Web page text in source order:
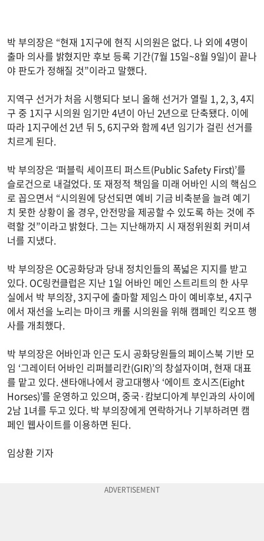
박 부의장은 “현재 1지구에 현직 시의원은 없다. 나 외에 4명이
출마 의사를 밝혔지만 후보 등록 기간(7월 15일~8월 9일)이 끝나
야 판도가 정해질 것”이라고 말했다.
지역구 선거가 처음 시행되다 보니 올해 선거가 열릴 1, 2, 3, 4지
구 중 1지구 시의원 임기만 4년이 아닌 2년으로 단축됐다. 이에
따라 1지구에선 2년 뒤 5, 6지구와 함께 4년 임기가 걸린 선거를
치르게 된다.
박 부의장은 ‘퍼블릭 세이프티 퍼스트(Public Safety First)’를
슬로건으로 내걸었다. 또 재정적 책임을 미래 어바인 시의 핵심으
로 꼽으면서 “시의원에 당선되면 예비 기금 비축분을 늘려 예기
치 못한 상황이 올 경우, 안전망을 제공할 수 있도록 하는 것에 주
력할 것”이라고 밝혔다. 그는 지난해까지 시 재정위원회 커미셔
너를 지냈다.
박 부의장은 OC공화당과 당내 정치인들의 폭넓은 지지를 받고
있다. OC링컨클럽은 지난 1일 어바인 메인 스트리트의 한 사무
실에서 박 부의장, 3지구에 출마할 제임스 마이 예비후보, 4지구
에서 재선을 노리는 마이크 캐롤 시의원을 위해 캠페인 킥오프 행
사를 개최했다.
박 부의장은 어바인과 인근 도시 공화당원들의 페이스북 기반 모
임 ‘그레이터 어바인 리퍼블리칸(GIR)’의 창설자이며, 현재 대표
를 맡고 있다. 샌타애나에서 광고대행사 ‘에이트 호시즈(Eight
Horses)’를 운영하고 있으며, 중국·캄보디아계 부인과의 사이에
2남 1녀를 두고 있다. 박 부의장에게 연락하거나 기부하려면 캠
페인 웹사이트를 이용하면 된다.
임상환 기자